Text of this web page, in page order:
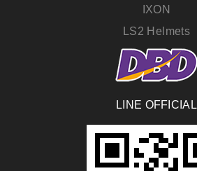
IXON
LS2 Helmets
LINE OFFICIAL